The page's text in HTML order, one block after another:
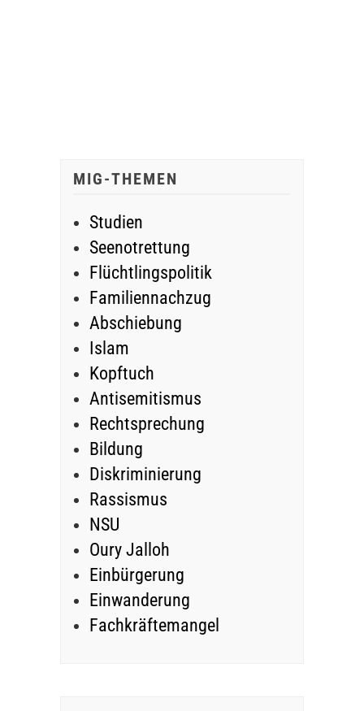
MIG-THEMEN
Studien
Seenotrettung
Flüchtlingspolitik
Familiennachzug
Abschiebung
Islam
Kopftuch
Antisemitismus
Rechtsprechung
Bildung
Diskriminierung
Rassismus
NSU
Oury Jalloh
Einbürgerung
Einwanderung
Fachkräftemangel